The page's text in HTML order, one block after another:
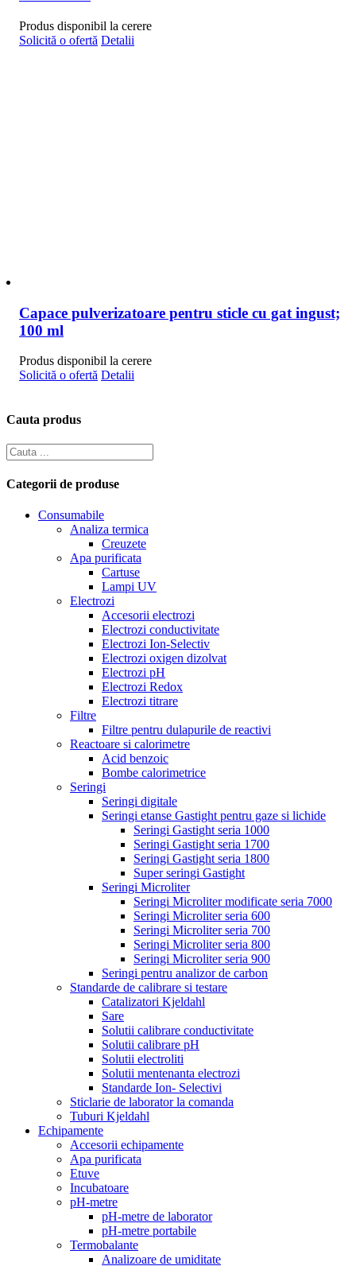
Produs disponibil la cerere
Solicită o ofertă Detalii
Capace pulverizatoare pentru sticle cu gat ingust;
100 ml
Produs disponibil la cerere
Solicită o ofertă Detalii
Cauta produs
Categorii de produse
Consumabile
Analiza termica
Creuzete
Apa purificata
Cartuse
Lampi UV
Electrozi
Accesorii electrozi
Electrozi conductivitate
Electrozi Ion-Selectiv
Electrozi oxigen dizolvat
Electrozi pH
Electrozi Redox
Electrozi titrare
Filtre
Filtre pentru dulapurile de reactivi
Reactoare si calorimetre
Acid benzoic
Bombe calorimetrice
Seringi
Seringi digitale
Seringi etanse Gastight pentru gaze si lichide
Seringi Gastight seria 1000
Seringi Gastight seria 1700
Seringi Gastight seria 1800
Super seringi Gastight
Seringi Microliter
Seringi Microliter modificate seria 7000
Seringi Microliter seria 600
Seringi Microliter seria 700
Seringi Microliter seria 800
Seringi Microliter seria 900
Seringi pentru analizor de carbon
Standarde de calibrare si testare
Catalizatori Kjeldahl
Sare
Solutii calibrare conductivitate
Solutii calibrare pH
Solutii electroliti
Solutii mentenanta electrozi
Standarde Ion- Selectivi
Sticlarie de laborator la comanda
Tuburi Kjeldahl
Echipamente
Accesorii echipamente
Apa purificata
Etuve
Incubatoare
pH-metre
pH-metre de laborator
pH-metre portabile
Termobalante
Analizoare de umiditate